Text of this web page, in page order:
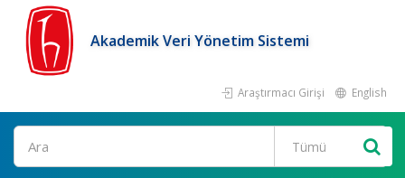
Akademik Veri Yönetim Sistemi
Araştırmacı Girişi English
Ara